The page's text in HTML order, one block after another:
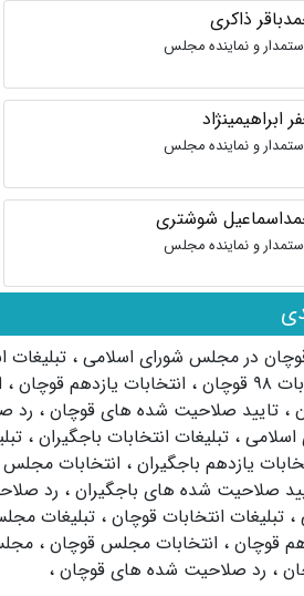
ذاکری
و نماینده مجلس
ابراهیمینژاد
و نماینده مجلس
شوشتری
و نماینده مجلس
در مجلس شورای اسلامی ، تبلیغات
قوچان ، انتخابات یازدهم قوچان ،
، تایید صلاحیت شده های قوچان ، رد
، تبلیغات انتخابات باجگیران ،
یازدهم باجگیران ، انتخابات مجلس
صلاحیت شده های باجگیران ، رد
، تبلیغات انتخابات قوچان ، تبلیغات
قوچان ، انتخابات مجلس قوچان ،
، رد صلاحیت شده های قوچان ،